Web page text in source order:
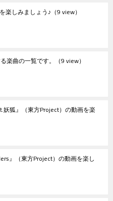
楽しみましょう♪ （9 view）
楽曲の一覧です。 （9 view）
妖狐』（東方Project）の動画を楽
』（東方Project）の動画を楽し